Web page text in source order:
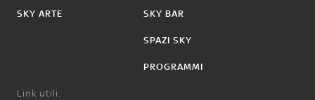
SKY ARTE SKY BAR
SPAZI SKY
PROGRAMMI
Link utili: